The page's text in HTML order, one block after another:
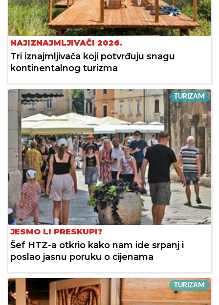
NAJIZNAJMLJIVAČI 2026.
Tri iznajmljivača koji potvrđuju snagu
kontinentalnog turizma
TURIZAM
JESMO LI PRESKUPI?
Šef HTZ-a otkrio kako nam ide srpanj i
poslao jasnu poruku o cijenama
TURIZAM